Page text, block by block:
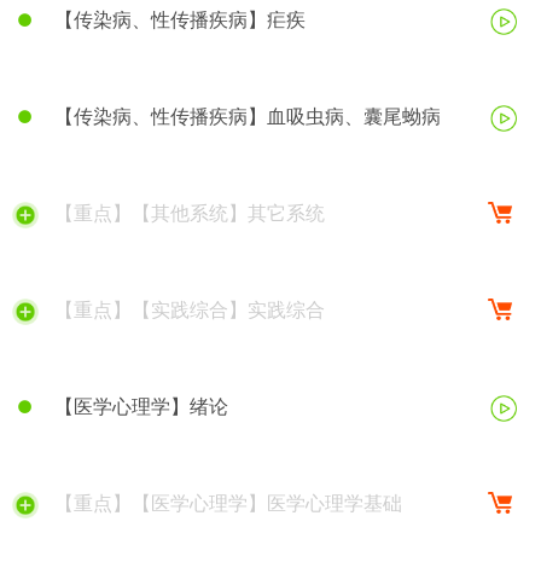
【传染病、性传播疾病】疟疾
【传染病、性传播疾病】血吸虫病、囊尾蚴病
【重点】【其他系统】其它系统
【重点】【实践综合】实践综合
【医学心理学】绪论
【重点】【医学心理学】医学心理学基础